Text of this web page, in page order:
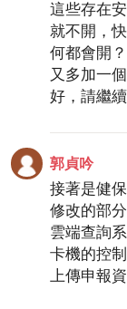
這些存在
就不開，
何都會開
又多加一
好，請繼續
郭貞吟
接著是健
修改的部
雲端查詢
卡機的控
上傳申報